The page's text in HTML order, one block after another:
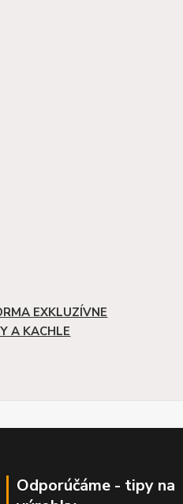
EXKLUZÍVNE
A KACHLE
Odporúčáme - tipy na